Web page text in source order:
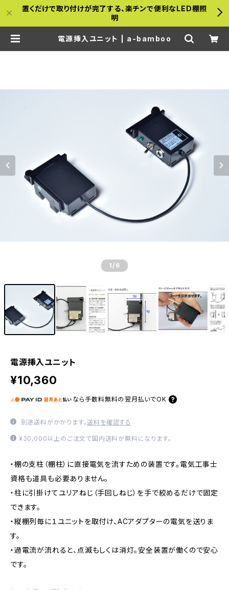
置くだけで取り付けが完了する、楽チンで便利なLED棚照
明
電源挿入ユニット | a-bamboo
1 /6
電源挿入ユニット
¥10,360
なら 手数料無料の 翌月払いでOK
別途送料がかかります。送料を確認する
¥30,000以上のご注文で国内送料が無料になります。
・棚の支柱（棚柱）に直接電気を流すための装置です。電気工事士
資格も道具も必要ありません。
・柱に引掛けてユリアねじ（手回しねじ）を手で絞めるだけで固定
できます。
・縦棚列毎に１ユニットを取付け、ACアダプターの電気を送りま
す。
・過電流が流れると、点滅もしくは消灯。安全装置が働くので安心
です。